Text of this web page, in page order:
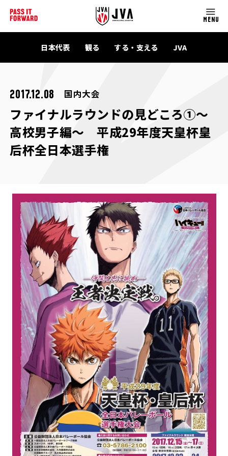
MENU
日本代表 観る する・支える JVA
2017.12.08 国内大会
ファイナルラウンドの見どころ①～
高校男子編～ 平成29年度天皇杯皇
后杯全日本選手権